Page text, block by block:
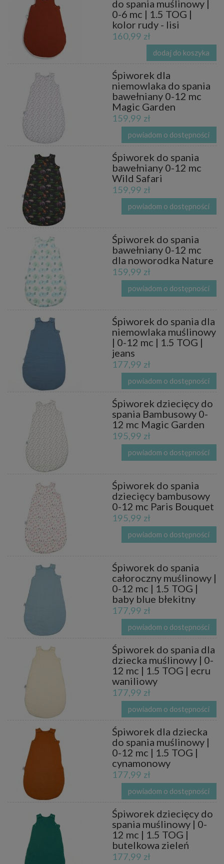
do spania muślinowy |
0-6 mc | 1.5 TOG |
kolor rudy - lisi
160,99 zł
dodaj do koszyka
Śpiworek dla
niemowlaka do spania
bawełniany 0-12 mc
Magic Garden
159,99 zł
powiadom o dostępności
Śpiworek do spania
bawełniany 0-12 mc
Wild Safari
159,99 zł
powiadom o dostępności
Śpiworek do spania
bawełniany 0-12 mc
dla noworodka Nature
159,99 zł
powiadom o dostępności
Śpiworek do spania dla
niemowlaka muślinowy
| 0-12 mc | 1.5 TOG |
jeans
177,99 zł
powiadom o dostępności
Śpiworek dziecięcy do
spania Bambusowy 0-
12 mc Magic Garden
195,99 zł
powiadom o dostępności
Śpiworek do spania
dziecięcy bambusowy
0-12 mc Paris Bouquet
195,99 zł
powiadom o dostępności
Śpiworek do spania
całoroczny muślinowy |
0-12 mc | 1.5 TOG |
baby blue błekitny
177,99 zł
powiadom o dostępności
Śpiworek do spania dla
dziecka muślinowy | 0-
12 mc | 1.5 TOG | ecru
waniliowy
177,99 zł
powiadom o dostępności
Śpiworek dla dziecka
do spania muślinowy |
0-12 mc | 1.5 TOG |
cynamonowy
177,99 zł
powiadom o dostępności
Śpiworek dziecięcy do
spania muślinowy | 0-
12 mc | 1.5 TOG |
butelkowa zieleń
177,99 zł